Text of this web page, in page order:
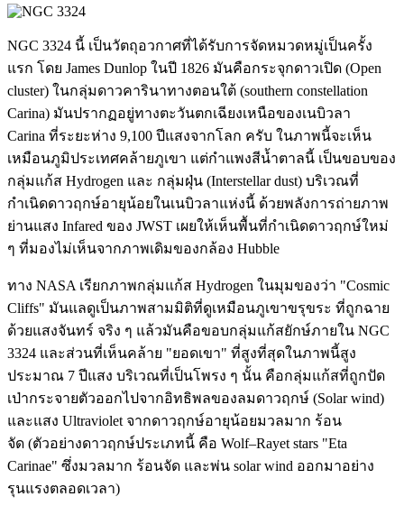
NGC 3324 นี้ เป็นวัตถุอวกาศที่ได้รับการจัดหมวดหมู่เป็นครั้ง
แรก โดย James Dunlop ในปี 1826 มันคือกระจุกดาวเปิด (Open
cluster) ในกลุ่มดาวคารินาทางตอนใต้ (southern constellation
Carina) มันปรากฏอยู่ทางตะวันตกเฉียงเหนือของเนบิวลา
Carina ที่ระยะห่าง 9,100 ปีแสงจากโลก ครับ ในภาพนี้จะเห็น
เหมือนภูมิประเทศคล้ายภูเขา แต่กำแพงสีน้ำตาลนี้ เป็นขอบของ
กลุ่มแก้ส Hydrogen และ กลุ่มฝุ่น (Interstellar dust) บริเวณที่
กำเนิดดาวฤกษ์อายุน้อยในเนบิวลาแห่งนี้ ด้วยพลังการถ่ายภาพ
ย่านแสง Infared ของ JWST เผยให้เห็นพื้นที่กำเนิดดาวฤกษ์ใหม่
ๆ ที่มองไม่เห็นจากภาพเดิมของกล้อง Hubble
ทาง NASA เรียกภาพกลุ่มแก้ส Hydrogen ในมุมของว่า "Cosmic
Cliffs" มันแลดูเป็นภาพสามมิติที่ดูเหมือนภูเขาขรุขระ ที่ถูกฉาย
ด้วยแสงจันทร์ จริง ๆ แล้วมันคือขอบกลุ่มแก้สยักษ์ภายใน NGC
3324 และส่วนที่เห็นคล้าย "ยอดเขา" ที่สูงที่สุดในภาพนี้สูง
ประมาณ 7 ปีแสง บริเวณที่เป็นโพรง ๆ นั้น คือกลุ่มแก้สที่ถูกปัด
เป่ากระจายตัวออกไปจากอิทธิพลของลมดาวฤกษ์ (Solar wind)
และแสง Ultraviolet จากดาวฤกษ์อายุน้อยมวลมาก ร้อน
จัด (ตัวอย่างดาวฤกษ์ประเภทนี้ คือ Wolf–Rayet stars "Eta
Carinae" ซึ่งมวลมาก ร้อนจัด และพ่น solar wind ออกมาอย่าง
รุนแรงตลอดเวลา)